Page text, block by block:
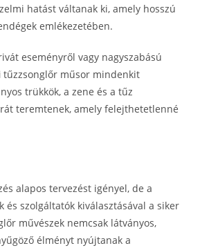
hatást váltanak ki, amely hosszú
emlékezetében.
eseményről vagy nagyszabású
tűzzsonglőr műsor mindenkit
trükkök, a zene és a tűz
teremtenek, amely felejthetetlenné
alapos tervezést igényel, de a
és szolgáltatók kiválasztásával a siker
művészek nemcsak látványos,
élményt nyújtanak a